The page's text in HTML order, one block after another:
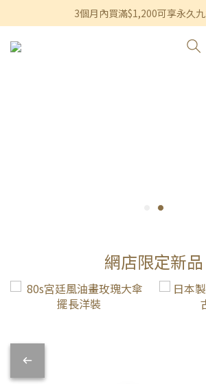
香港及澳門訂單滿$600即享免
3個月內買滿$1,200可享永久
香港及澳門訂單滿$600即享免運
網店限定新品